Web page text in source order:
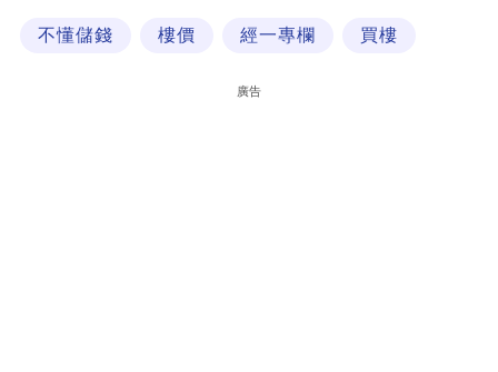
不懂儲錢 樓價 經一專欄 買樓
廣告